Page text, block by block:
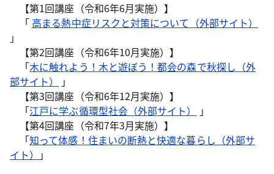
【第1回講座（令和6年6月実施）】
「 高まる熱中症リスクと対策について（外部サイト）
」
【第2回講座（令和6年10月実施）】
「木に触れよう！木と遊ぼう！都会の森で秋探し（外
部サイト）
」
【第3回講座（令和6年12月実施）】
「江戸に学ぶ循環型社会（外部サイト）
」
【第4回講座（令和7年3月実施）】
「知って体感！住まいの断熱と快適な暮らし（外部サ
イト）
」